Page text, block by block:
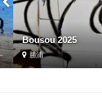
Bousou 2025
勝浦